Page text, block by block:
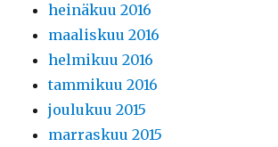
heinäkuu 2016
maaliskuu 2016
helmikuu 2016
tammikuu 2016
joulukuu 2015
marraskuu 2015